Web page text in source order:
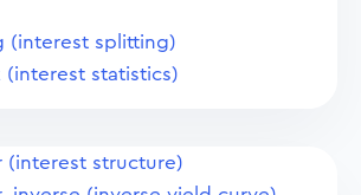
(interest splitting)
(interest statistics)
(interest structure)